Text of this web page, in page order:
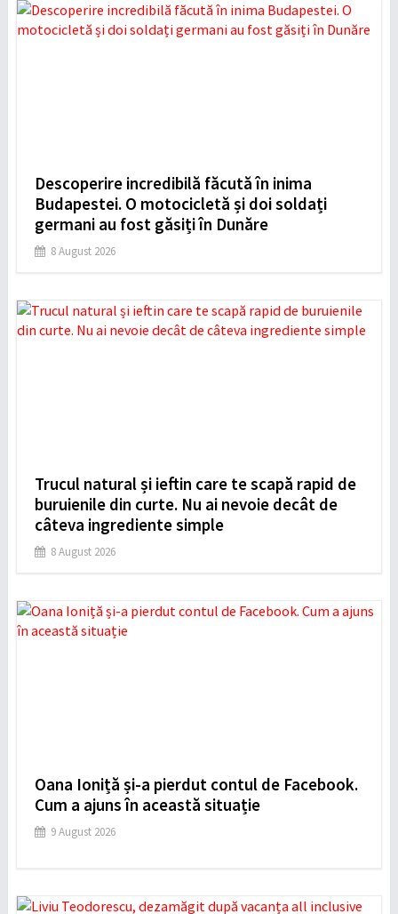
Descoperire incredibilă făcută în inima
Budapestei. O motocicletă și doi soldați
germani au fost găsiți în Dunăre
8 August 2026
Trucul natural și ieftin care te scapă rapid de
buruienile din curte. Nu ai nevoie decât de
câteva ingrediente simple
8 August 2026
Oana Ioniță și-a pierdut contul de Facebook.
Cum a ajuns în această situație
9 August 2026